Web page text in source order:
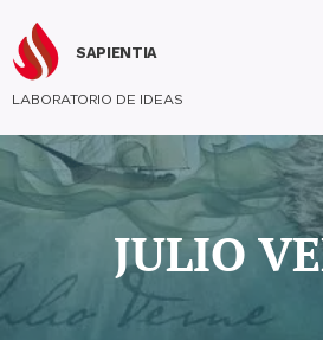
SAPIENTIA
LABORATORIO DE IDEAS
JULIO